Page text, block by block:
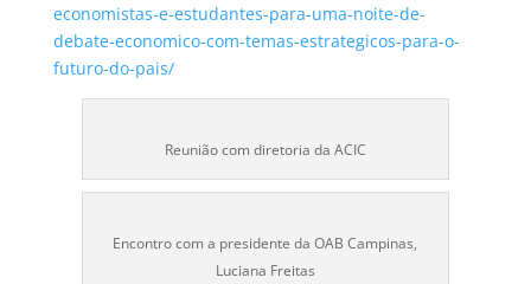
economistas-e-estudantes-para-uma-noite-de-
debate-economico-com-temas-estrategicos-para-o-
futuro-do-pais/
Reunião com diretoria da ACIC
Encontro com a presidente da OAB Campinas,
Luciana Freitas